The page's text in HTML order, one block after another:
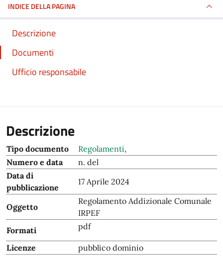
INDICE DELLA PAGINA
Descrizione
Documenti
Ufficio responsabile
Descrizione
Tipo documento Regolamenti,
Numero e data
n. del
Data di
pubblicazione
17 Aprile 2024
Oggetto
Regolamento Addizionale Comunale
IRPEF
Formati
pdf
Licenze pubblico dominio